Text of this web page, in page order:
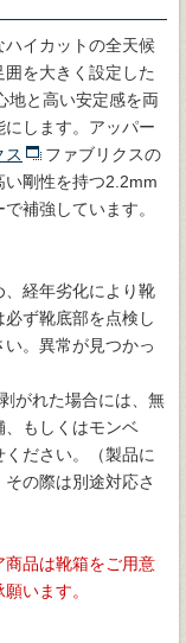
イカットの全天候
を大きく設定した
地と高い安定感を両
します。アッパー
ス
ファブリクスの
剛性を持つ2.2mm
補強しています。
、経年劣化により靴
ず靴底部を点検し
。異常が見つかっ
がれた場合には、無
、もしくはモンベ
ださい。（製品に
の際は別途対応さ
品は靴箱をご用意
います。